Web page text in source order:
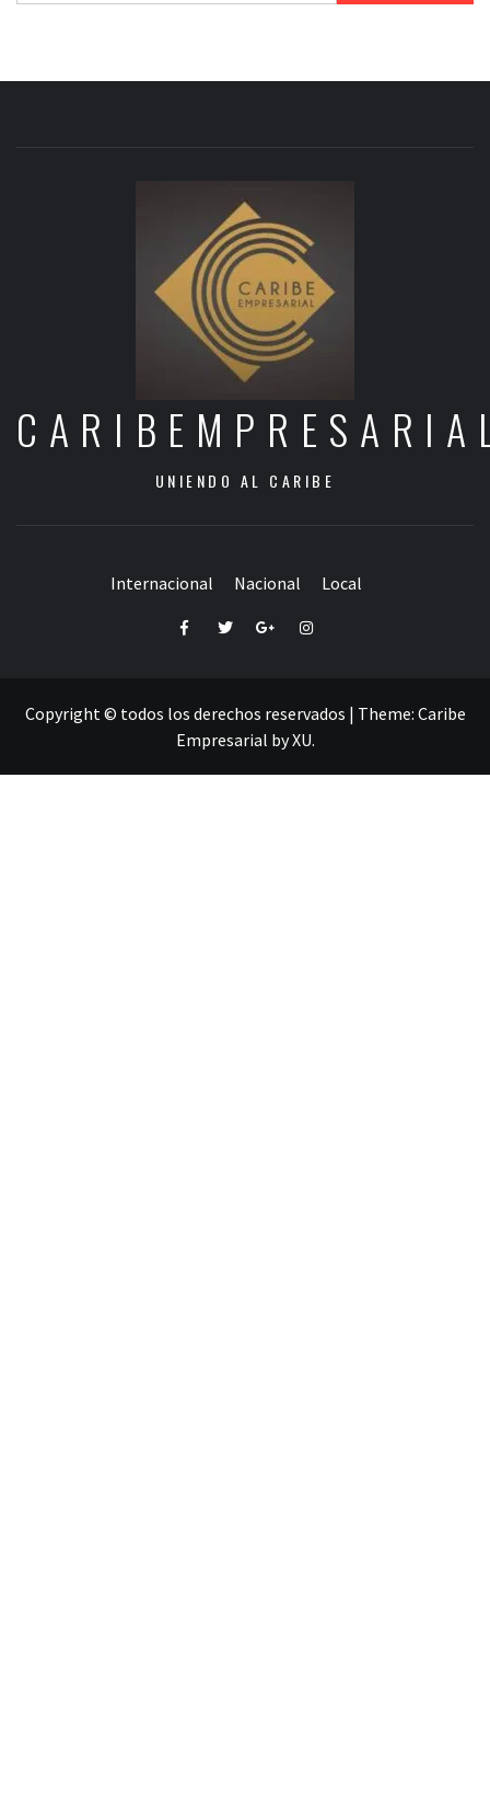
UNIENDO AL CARIBE
Internacional Nacional Local
FacebookTwitterGoogle+Instagram
Copyright © todos los derechos reservados | Theme: Caribe
Empresarial byXU.